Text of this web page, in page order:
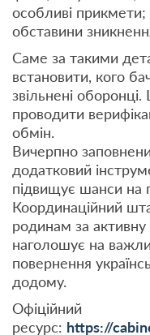
особливі прикмети;
обставини
Саме за такими
встановити, кого
звільнені
проводити
обмін.
Вичерпно
додатковий
підвищує шанси на
Координаційний
родинам за активну
наголошує на
повернення
додому.
Офіційний
ресурс: https://